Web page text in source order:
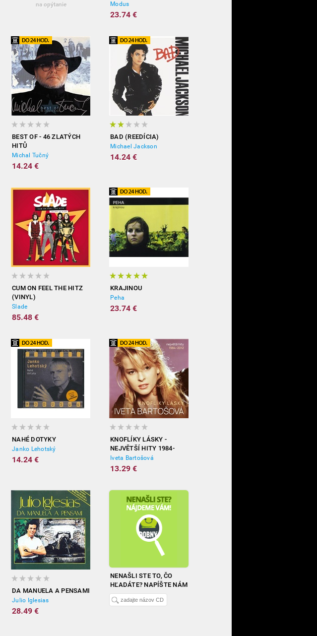
na opýtanie
Modus
23.74 €
BEST OF - 46 ZLATÝCH
HITŮ
Michal Tučný
14.24 €
BAD (REEDÍCIA)
Michael Jackson
14.24 €
CUM ON FEEL THE HITZ
(VINYL)
Slade
85.48 €
KRAJINOU
Peha
23.74 €
NAHÉ DOTYKY
Janko Lehotský
14.24 €
KNOFLÍKY LÁSKY -
NEJVĚTŠÍ HITY 1984-
2012
Iveta Bartošová
13.29 €
DA MANUELA A PENSAMI
Julio Iglesias
28.49 €
NENAŠLI STE TO, ČO
HĽADÁTE? NAPÍŠTE NÁM